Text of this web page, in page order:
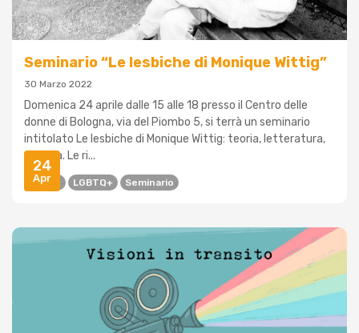
24
Apr
Seminario “Le lesbiche di Monique Wittig”
30 Marzo 2022
Domenica 24 aprile dalle 15 alle 18 presso il Centro delle
donne di Bologna, via del Piombo 5, si terrà un seminario
intitolato Le lesbiche di Monique Wittig: teoria, letteratura,
politica. Le ri...
Donne LGBTQ+ Seminario